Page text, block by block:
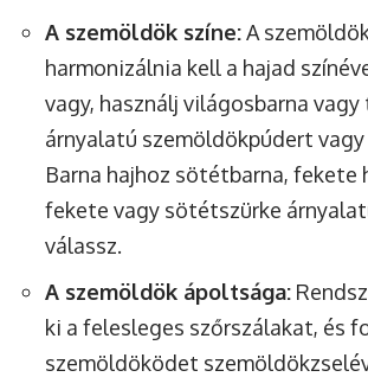
A szemöldök színe:A
harmonizálnia kell a hajad
vagy, használj világosbarna vagy
árnyalatú szemöldökpúdert
Barna hajhoz sötétbarna, fekete
fekete vagy sötétszürke
válassz.
A szemöldök ápoltsága:
ki a felesleges szőrszálakat, és
szemöldöködet